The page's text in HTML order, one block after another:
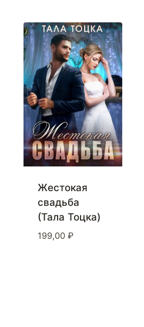
Жестокая
свадьба
(Тала Тоцка)
199,00 ₽